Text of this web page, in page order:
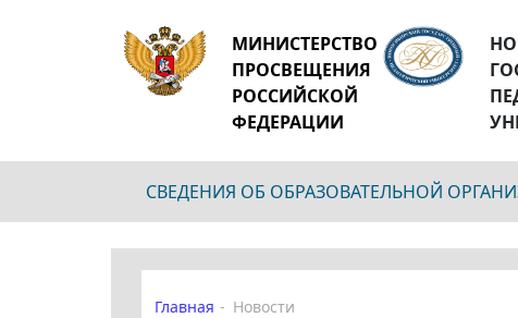
МИНИСТЕРСТВО
ПРОСВЕЩЕНИЯ
РОССИЙСКОЙ
ФЕДЕРАЦИИ
СВЕДЕНИЯ ОБ ОБРАЗОВАТЕЛЬНОЙ
Главная Новости